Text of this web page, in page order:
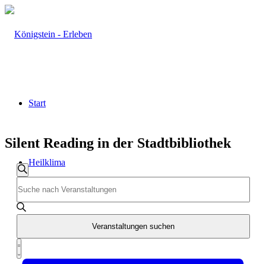
Start
Heilklima
Aktiv & Gesund
Silent Reading in der Stadtbibliothek
Veranstaltungen
Veranstaltungen
Such-
und
Ansichtennavigation
Suche
Sie
Das
Schlüsselwort.
nach
Veranstaltungen
Schlüsselwort.
Veranstaltungen suchen
Veranstaltung
Ansichten-
Zusammenfassung